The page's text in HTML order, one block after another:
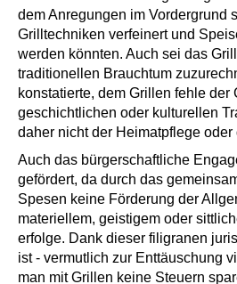
dem Anregungen im Vordergrund
Grilltechniken verfeinert und
werden könnten. Auch sei das
traditionellen Brauchtum
konstatierte, dem Grillen fehle der
geschichtlichen oder kulturellen
daher nicht der Heimatpflege oder
Auch das bürgerschaftliche
gefördert, da durch das
Spesen keine Förderung der
materiellem, geistigem oder
erfolge. Dank dieser filigranen
ist - vermutlich zur Enttäuschung
man mit Grillen keine Steuern